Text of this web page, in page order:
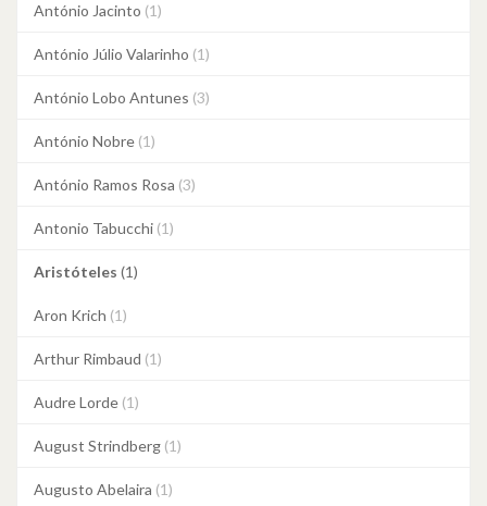
António Jacinto (1)
António Júlio Valarinho (1)
António Lobo Antunes (3)
António Nobre (1)
António Ramos Rosa (3)
Antonio Tabucchi (1)
Aristóteles (1)
Aron Krich (1)
Arthur Rimbaud (1)
Audre Lorde (1)
August Strindberg (1)
Augusto Abelaira (1)